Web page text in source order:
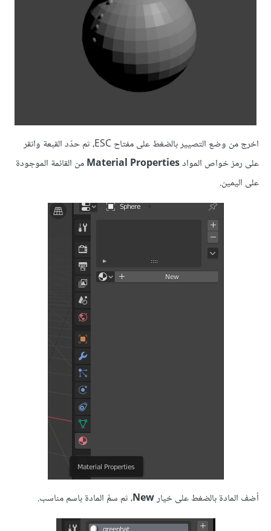
اخرج من وضع التصيير بالضغط على مفتاح ESC، ثم حدّد القبعة وانقر
على رمز خواص الموادMaterial Propertiesمن القائمة الموجودة
على اليمين.
أضف المادة بالضغط على خيارNew، ثم سمِّ المادة باسم مناسب.